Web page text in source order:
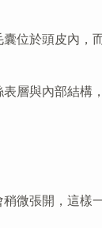
位於頭皮內
層與內部結
微張開，這樣